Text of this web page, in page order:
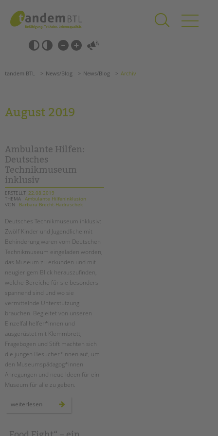
springen
Barrierefrei-
Einstellungen
überspringen
überspringen
Grundschulen
Förderzentren
Kollegs
EFöB
Schulbezogene Sozialarbeit
Tagesgruppen
EINGLIEDERUNGSHILFE
BETREUTES WOHNEN
TANDEM BTL AKADEMIE
Zertfikatskurse
Seminarkalender
Seminarräume
STADTTEILARBEIT
PROFIL | LEITBILD
Bereiche im Überblick
Kinder- und Jugendschutz
Unsere Videos
tandem BTL News/Blog News/Blog Archiv
August 2019
Ambulante Hilfen:
Deutsches
Technikmuseum
inklusiv
ERSTELLT 22.08.2019
THEMA Ambulante HilfenInklusion
VON
Barbara Brecht-Hadraschek
Deutsches Technikmuseum inklusiv:
Zwölf Kinder und Jugendliche mit
Behinderung waren vom Deutschen
Technikmuseum eingeladen worden,
das Museum zu erkunden und mit
neugierigem Blick herauszufinden,
welche Bereiche für sie besonders
spannend sind und wo sie
vermittelnde Unterstützung
brauchen. Begleitet von unseren
Einzelfallhelfer*innen und
ausgerüstet mit Klemmbrett,
Fragebogen und Stift machten sich
die jungen Besucher*innen auf, um
den Museumspädagog*innen
Anregungen und neue Ideen für ein
Museum für alle zu geben.
weiterlesen ambulante